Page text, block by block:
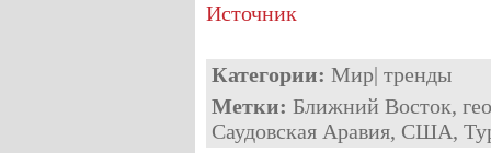
Источник
Категории: Мир| тренды
Метки: Ближний Восток,
Саудовская Аравия, США,